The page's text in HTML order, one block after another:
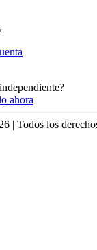
ahora
| Todos los